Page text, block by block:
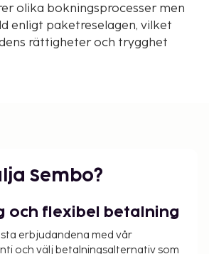
olika bokningsprocesser men
enligt paketreselagen, vilket
rättigheter och trygghet
Sembo?
och flexibel betalning
erbjudandena med vår
och välj betalningsalternativ som